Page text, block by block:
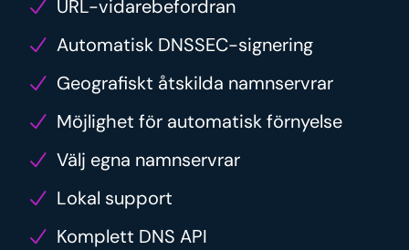
URL-vidarebefordran
Automatisk DNSSEC-signering
Geografiskt åtskilda namnservrar
Möjlighet för automatisk förnyelse
Välj egna namnservrar
Lokal support
Komplett DNS API